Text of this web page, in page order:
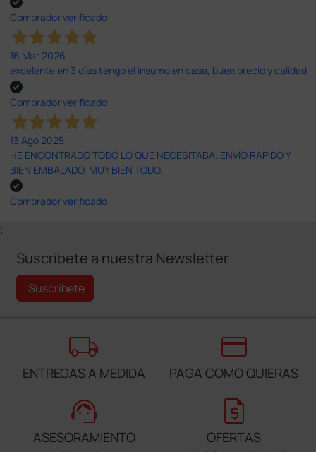
Comprador verificado
16 Mar 2026
excelente en 3 días tengo el insumo en casa, buen precio y calidad
Comprador verificado
13 Ago 2025
HE ENCONTRADO TODO LO QUE NECESITABA. ENVÍO RÁPIDO Y
BIEN EMBALADO. MUY BIEN TODO.
Comprador verificado
;
Suscríbete a nuestra Newsletter
Suscríbete
local_shipping
ENTREGAS A MEDIDA
credit_card
PAGA COMO QUIERAS
support_agent
ASESORAMIENTO
request_quote
OFERTAS